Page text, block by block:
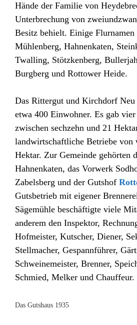
Hände der Familie von
Unterbrechung von
Besitz behielt. Einige Flurnamen
Mühlenberg, Hahnenkaten,
Twalling, Stötzkenberg,
Burgberg und Rottower Heide.
Das Rittergut und Kirchdorf
etwa 400 Einwohner. Es gab
zwischen sechzehn und 21
landwirtschaftliche Betriebe von
Hektar. Zur Gemeinde gehörten
Hahnenkaten, das Vorwerk
Zabelsberg und der Gutshof
Gutsbetrieb mit eigener
Sägemühle beschäftigte viele
anderem den Inspektor,
Hofmeister, Kutscher, Diener,
Stellmacher, Gespannführer,
Schweinemeister, Brenner,
Schmied, Melker und Chauffeur.
Das Gutshaus 1935